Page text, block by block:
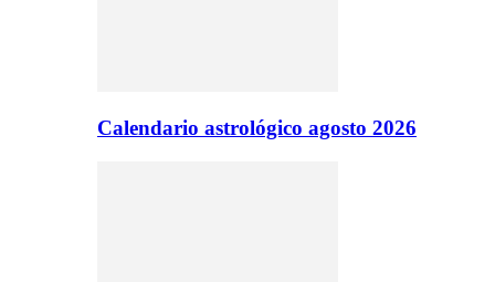
Calendario astrológico agosto 2026